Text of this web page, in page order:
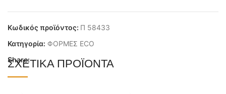
Κωδικός προϊόντος: Π 58433
Κατηγορία: ΦΟΡΜΕΣ ECO
Share:
ΣΧΕΤΙΚΆ ΠΡΟΪΌΝΤΑ